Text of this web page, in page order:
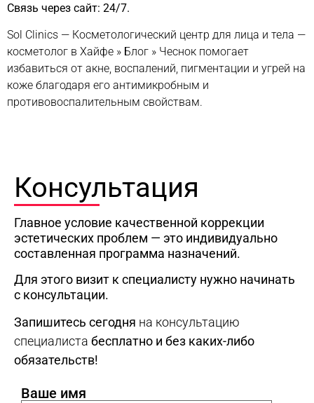
Связь через сайт: 24/7.
Sol Clinics — Косметологический центр для лица и тела —
косметолог в Хайфе » Блог » Чеснок помогает
избавиться от акне, воспалений, пигментации и угрей на
коже благодаря его антимикробным и
противовоспалительным свойствам.
Консультация
Главное условие качественной коррекции
эстетических проблем — это индивидуально
составленная программа назначений.
Для этого визит к специалисту нужно начинать
с консультации.
Запишитесь сегодня на консультацию
специалиста бесплатно и без каких-либо
обязательств!
Ваше имя